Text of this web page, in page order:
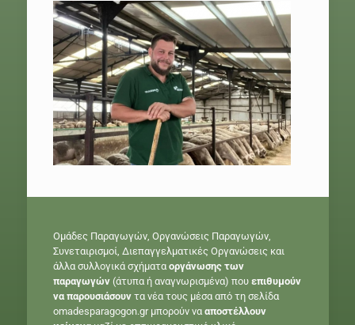
Ομάδες Παραγωγών, Οργανώσεις Παραγωγών,
Συνεταιρισμοί, Διεπαγγελματικές Οργανώσεις και
άλλα συλλογικά σχήματαοργάνωσης των
παραγωγών(άτυπα ή αναγνωρισμένα) που επιθυμούν
να παρουσιάσουντα νέα τους μέσα από τη σελίδα
omadesparagogon.gr μπορούν νααποστέλλουν